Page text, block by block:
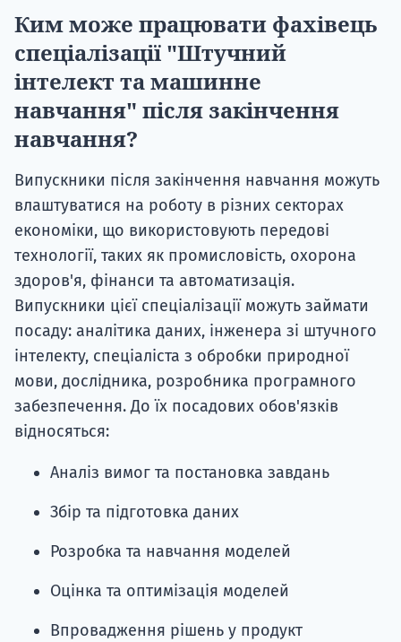
Ким може працювати фахівець
спеціалізації "Штучний
інтелект та машинне
навчання" після закінчення
навчання?
Випускники після закінчення навчання можуть
влаштуватися на роботу в різних секторах
економіки, що використовують передові
технології, таких як промисловість, охорона
здоров'я, фінанси та автоматизація.
Випускники цієї спеціалізації можуть займати
посаду: аналітика даних, інженера зі штучного
інтелекту, спеціаліста з обробки природної
мови, дослідника, розробника програмного
забезпечення. До їх посадових обов'язків
відносяться:
Аналіз вимог та постановка завдань
Збір та підготовка даних
Розробка та навчання моделей
Оцінка та оптимізація моделей
Впровадження рішень у продукт